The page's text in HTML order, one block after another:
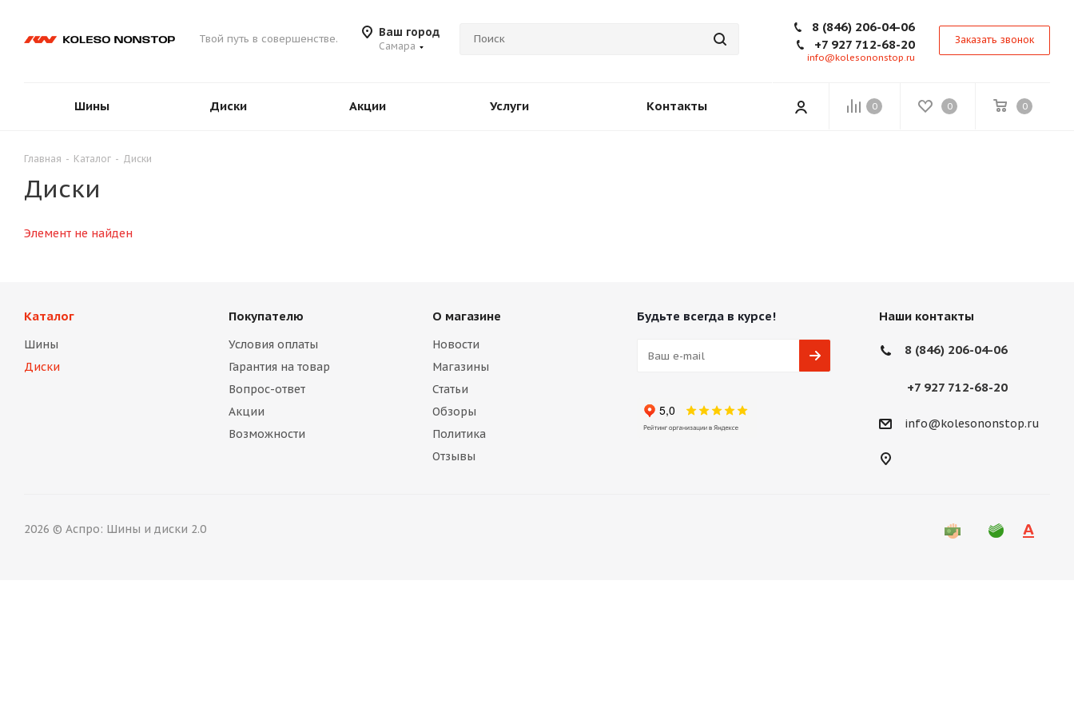
Твой путь в совершенстве. Ваш город
Самара
8 (846) 206-04-06
+7 927 712-68-20
info@kolesononstop.ru
Заказать звонок
0 0 0
Шины Диски Акции Услуги Контакты
Главная - Каталог - Диски
Диски
Элемент не найден
Каталог
Шины
Диски
Покупателю
Условия оплаты
Гарантия на товар
Вопрос-ответ
Акции
Возможности
О магазине
Новости
Магазины
Статьи
Обзоры
Политика
Отзывы
Будьте всегда в курсе! Наши контакты
8 (846) 206-04-06
+7 927 712-68-20
info@kolesononstop.ru
2026 © Аспро: Шины и диски 2.0